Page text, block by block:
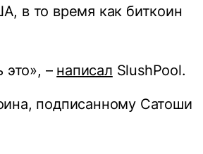
в то время как биткоин
– написал SlushPool.
подписанному Сатоши